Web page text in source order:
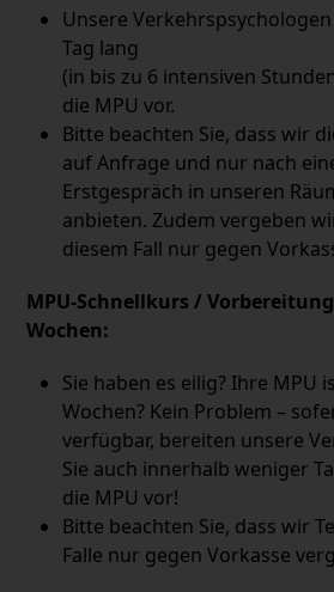
Unsere
Tag lang
(in bis zu 6 intensiven
die MPU vor.
Bitte beachten Sie, dass wir
auf Anfrage und nur nach
Erstgespräch in unseren
anbieten. Zudem vergeben
diesem Fall nur gegen
MPU-Schnellkurs /
Wochen:
Sie haben es eilig? Ihre MPU
Wochen? Kein Problem –
verfügbar, bereiten unsere
Sie auch innerhalb weniger
die MPU vor!
Bitte beachten Sie, dass wir
Falle nur gegen Vorkasse